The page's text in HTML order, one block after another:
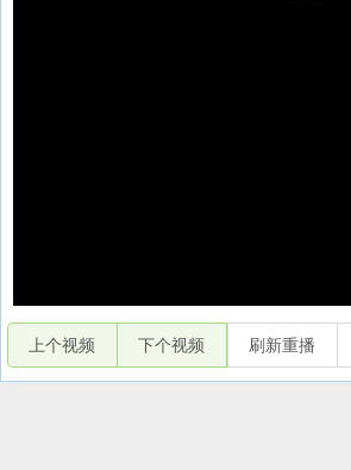
上个视频 下个视频 刷新重播